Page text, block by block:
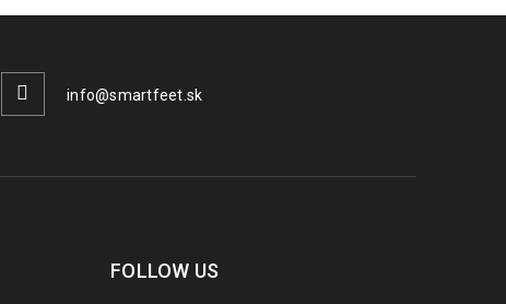
info@smartfeet.sk
FOLLOW US